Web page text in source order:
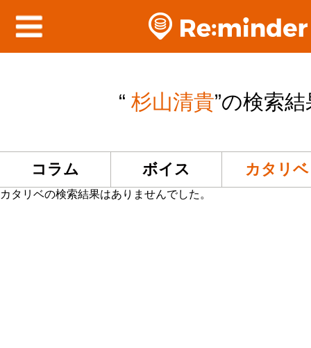
“ 杉山清貴”の検索結
コラム ボイス カタリベ
カタリベの検索結果はありませんでした。